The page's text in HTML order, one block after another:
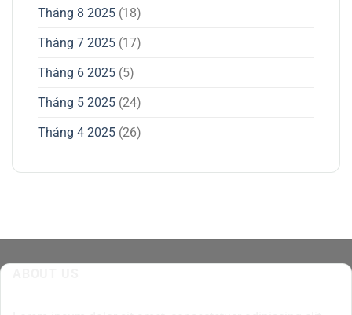
Tháng 8 2025 (18)
Tháng 7 2025 (17)
Tháng 6 2025 (5)
Tháng 5 2025 (24)
Tháng 4 2025 (26)